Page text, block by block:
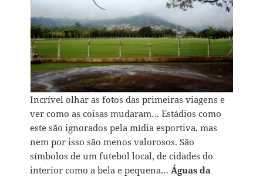
Incrível olhar as fotos das primeiras viagens e
ver como as coisas mudaram… Estádios como
este são ignorados pela mídia esportiva, mas
nem por isso são menos valorosos. São
símbolos de um futebol local, de cidades do
interior como a bela e pequena… Águas da